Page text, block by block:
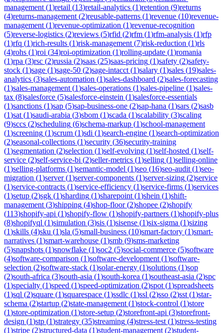
management (1)retail (13)retail-analytics (1)retention (9)returns
(4)returns-management (2)reusable-patterns (1)revenue (10)revenue-
management (1)revenue-optimization (1)revenue-recognition
(5)reverse-logistics (2)reviews (5)rfid (2)rfm (1)rfm-analysis (1)rfp
(1)rfq (1)rich-results (1)risk-management (7)risk-reduction (1)rls
(4)rohs (1)roi (34)roi-optimization (1)rolling-update (1)romania
(1)rpa (3)rsc (2)russia (2)saas (25)saas-pricing (1)safety (2)safety-
stock (1)sage (1)sage-50 (2)sage-intacct (1)salary (1)sales (19)sales-
analytics (3)sales-automation (1)sales-dashboard (2)sales-forecasting
(1)sales-management (1)sales-operations (1)sales-pipeline (1)sales-
tax (8)salesforce (5)salesforce-einstein (1)salesforce-essentials
(1)sanctions (1)sap (5)sap-business-one (2)sap-hana (1)sars (2)sasb
(1)sat (1)saudi-arabia (3)sbom (1)scada (1)scalability (3)scaling
(9)sccs (2)scheduling (6)schema-markup (1)school-management
(1)screening (1)scrum (1)sdi (1)search-engine (1)search-optimization
(2)seasonal-collections (1)security (36)security-training
(1)segmentation (2)selection (1)self-evolving (1)self-hosted (1)self-
service (2)self-service-bi (2)seller-metrics (1)selling (1)selling-online
(1)selling-platforms (1)semantic-model (1)seo (16)seo-audit (1)seo-
migration (1)server(1)server-components (1)server-sizing (2)service
(1)service-contracts (1)service-efficiency (1)service-firms (1)services
(1)setup (2)sgk (1)sharding (1)sharepoint (1)shein (1)shift-
management (3)shipping (4)shop-floor(2)shopee (2)shopify
(113)shopify-api (1)shopify-flow (1)shopify-partners (1)shopify-plus
(8)shopifyql (1)simulation (3)sis (1)sisense (1)six-sigma (1)sizing
(1)skills (4)sku (1)sla (5)small-business (10)smart-factory (1)smart-
narratives (1)smart-warehouse (1)smb (9)sms-marketing
(5)snapshots (1)snowflake (1)soc2 (5)social-commerce (5)software
(4)software-comparison (1)software-development (1)software-
selection (2)software-stack (1)solar-energy (1)solutions (1)sop
(2)south-africa (3)south-asia (1)south-korea (1)southeast-asia (2)spc
(1)specialty (1)speed (1)speed-optimization (2)spot (1)spreadsheets
(1)sql (2)square (1)squarespace (1)ssdlc (1)ssl (2)sso (2)sst (1)star-
schema (2)startup (2)state-management (1)stock-control (1)store
(1)store-optimization (1)store-setup (2)storefront-api (3)storefront-
design (1)stp (1)strategy (35)streaming (4)stress-test (1)stress-testing
(1)stripe (2)structured-data (1)student-management (2)student-